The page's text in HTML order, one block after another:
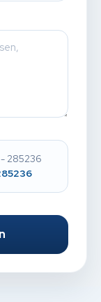
285236